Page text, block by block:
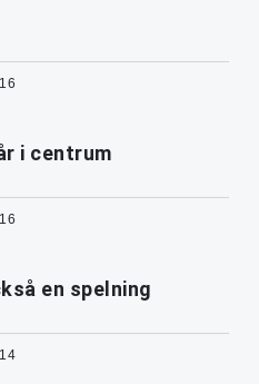
i centrum
en spelning